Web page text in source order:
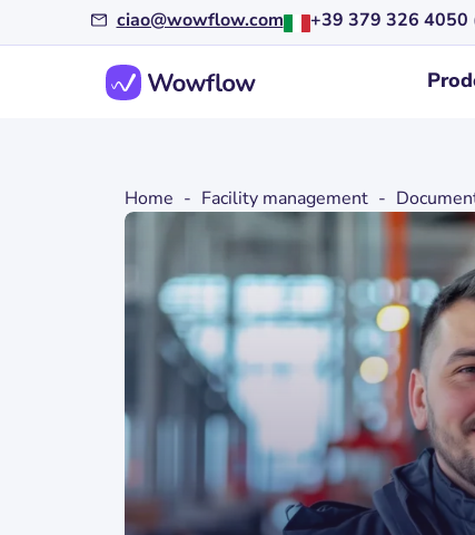
ciao@wowflow.com +39 379 326 4050
Home - Facility management -